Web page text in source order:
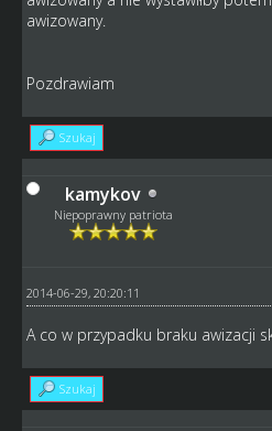
awizowany.
Pozdrawiam
Szukaj
kamykov
Niepoprawny patriota
2014-06-29, 20:20:11
A co w przypadku braku awizacji
Szukaj